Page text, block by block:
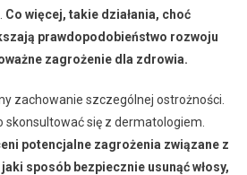
Co więcej, takie działania, choć
prawdopodobieństwo rozwoju
zagrożenie dla zdrowia.
zachowanie szczególnej ostrożności.
się z dermatologiem.
potencjalne zagrożenia związane z
sposób bezpiecznie usunąć włosy,